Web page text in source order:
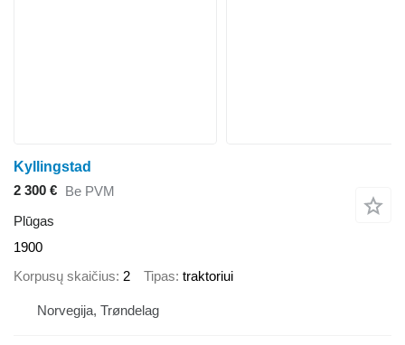
Kyllingstad
2 300 € Be PVM
Plūgas
1900
Korpusų skaičius 2 Tipas traktoriui
Norvegija, Trøndelag